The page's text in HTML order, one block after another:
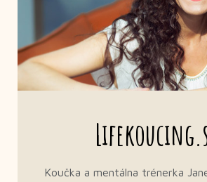
Koučka a mentálna trénerka